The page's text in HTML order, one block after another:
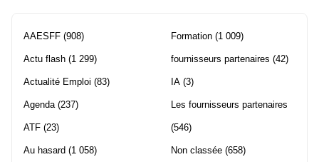
AAESFF (908)
Actu flash (1 299)
Actualité Emploi (83)
Agenda (237)
ATF (23)
Au hasard (1 058)
Formation (1 009)
fournisseurs partenaires (42)
IA (3)
Les fournisseurs partenaires
(546)
Non classée (658)